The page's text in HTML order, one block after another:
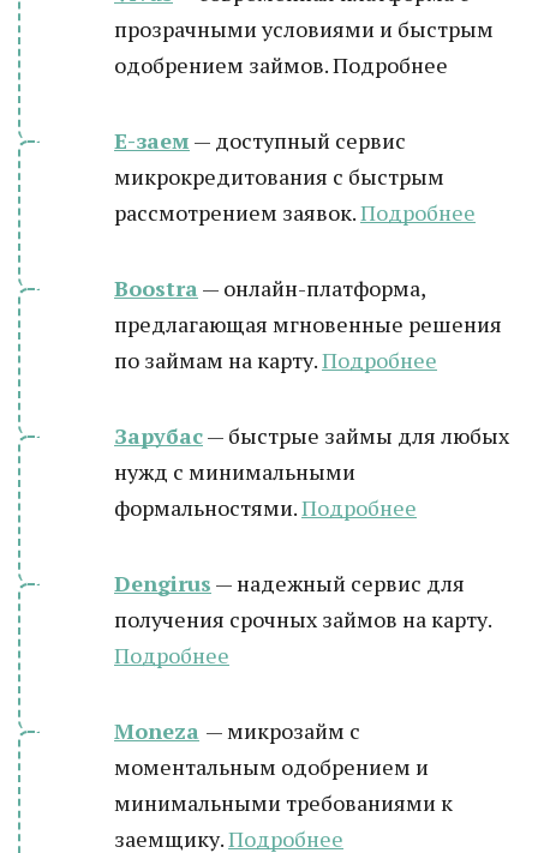
прозрачными условиями и быстрым
одобрением займов. Подробнее
Е-заем — доступный сервис
микрокредитования с быстрым
рассмотрением заявок.Подробнее
Boostra — онлайн-платформа,
предлагающая мгновенные решения
по займам на карту.Подробнее
Зарубас— быстрые займы для любых
нужд с минимальными
формальностями.Подробнее
Dengirus — надежный сервис для
получения срочных займов на карту.
Подробнее
Moneza — микрозайм с
моментальным одобрением и
минимальными требованиями к
заемщику.Подробнее